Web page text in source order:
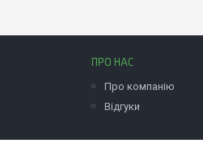
ПРО НАС
Про компанію
Відгуки